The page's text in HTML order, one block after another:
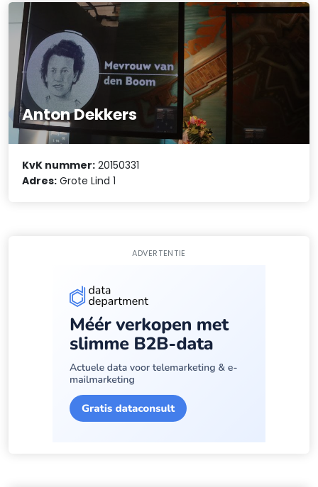
Anton Dekkers
KvK nummer: 20150331
Adres: Grote Lind 1
ADVERTENTIE